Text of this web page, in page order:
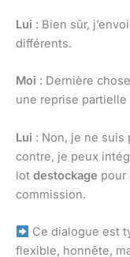
Lui : Bien sûr,
différents.
Moi : Dernière
une reprise partielle
Lui : Non, je ne suis
contre, je peux
lot destockage pour
commission.
Ce dialogue est
flexible, honnête,